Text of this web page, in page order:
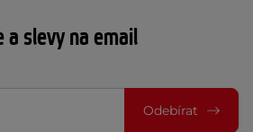
a slevy na email
Odebírat